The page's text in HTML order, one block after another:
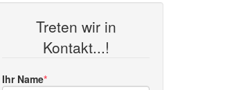
Treten wir in
Kontakt...!
Ihr Name